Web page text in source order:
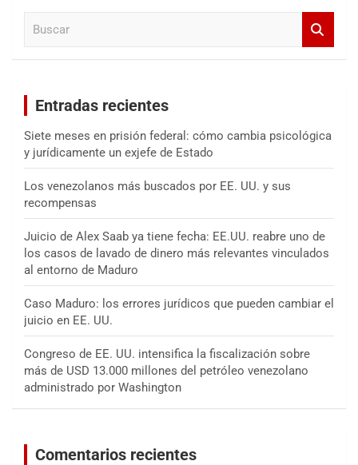
Entradas recientes
Siete meses en prisión federal: cómo cambia psicológica
y jurídicamente un exjefe de Estado
Los venezolanos más buscados por EE. UU. y sus
recompensas
Juicio de Alex Saab ya tiene fecha: EE.UU. reabre uno de
los casos de lavado de dinero más relevantes vinculados
al entorno de Maduro
Caso Maduro: los errores jurídicos que pueden cambiar el
juicio en EE. UU.
Congreso de EE. UU. intensifica la fiscalización sobre
más de USD 13.000 millones del petróleo venezolano
administrado por Washington
Comentarios recientes